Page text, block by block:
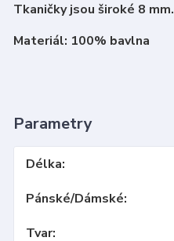
Tkaničky jsou široké 8 mm.
Materiál: 100% bavlna
Parametry
Délka
Pánské/Dámské
Tvar